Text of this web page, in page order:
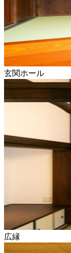
玄関ホール
広縁